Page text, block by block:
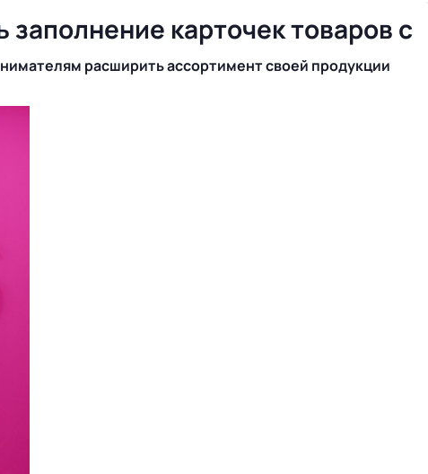
карточек товаров с
расширить ассортимент своей продукции